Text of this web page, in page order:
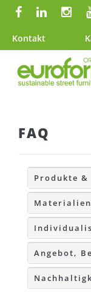
Kontakt
FAQ
Produkte &
Angebot,